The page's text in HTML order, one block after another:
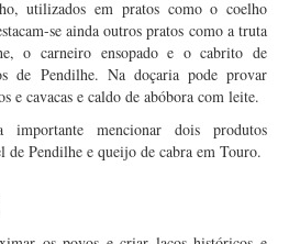
utilizados em pratos como o coelho
se ainda outros pratos como a truta
o carneiro ensopado e o cabrito de
de Pendilhe. Na doçaria pode provar
e cavacas e caldo de abóbora com leite.
importante mencionar dois produtos
de Pendilhe e queijo de cabra em Touro.